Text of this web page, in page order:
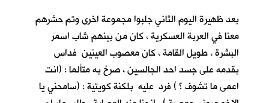
بعد ظهيرة اليوم الثاني جلبوا مجموعة اخرى وتم حشرهم
معنا في العربة العسكرية ، كان من بينهم شاب اسمر
البشرة ، طويل القامة ، كان معصوب العينين فداس
بقدمه على جسد احد الجالسين ، صرخ به متألما : (انت
اعمى ما تشوف ؟ ) فرد عليه بلكنة كويتية : (سامحني يا